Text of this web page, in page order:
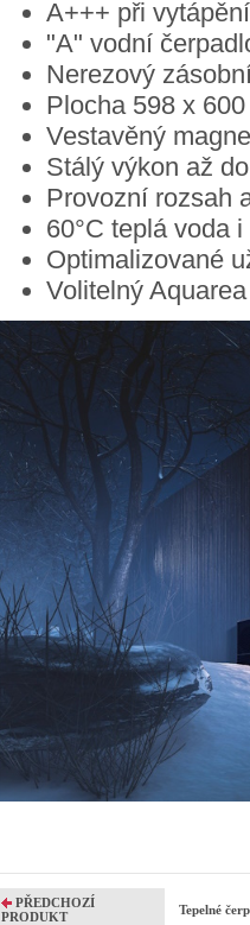
A+++ při
"A" vodní
Nerezový
Plocha 598 x 600
Vestavěný
Stálý výkon až
Provozní rozsah
60°C teplá voda
Optimalizované
Volitelný
PŘEDCHOZÍ
PRODUKT
Tepelné